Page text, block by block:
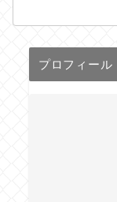
プロフィール